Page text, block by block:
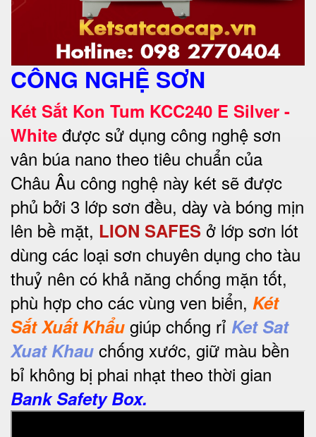
CÔNG NGHỆ SƠN
Két Sắt Kon Tum KCC240 E Silver -
White được sử dụng công nghệ sơn
vân búa nano theo tiêu chuẩn của
Châu Âu công nghệ này két sẽ được
phủ bởi 3 lớp sơn đều, dày và bóng mịn
lên bề mặt, LION SAFES ở lớp sơn lót
dùng các loại sơn chuyên dụng cho tàu
thuỷ nên có khả năng chống mặn tốt,
phù hợp cho các vùng ven biển, Két
Sắt Xuất Khẩu giúp chống rỉ Ket Sat
Xuat Khau chống xước, giữ màu bền
bỉ không bị phai nhạt theo thời gian
Bank Safety Box.